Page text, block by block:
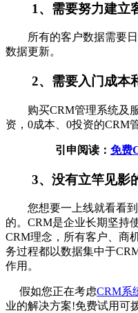
1、需要努力建立
所有的客户数据需要日
数据更新。
2、需要入门成本
购买CRM管理系统及服
资，0成本、0投资的CRM
引申阅读： 免费
3、没有立竿见影
您想要一上线就看看到
的。CRM是企业长期坚持
CRM理念，所有客户、商
务过程都以数据集中于
作用。
假如您正在考虑CRM系
业的解决方案!免费试用可